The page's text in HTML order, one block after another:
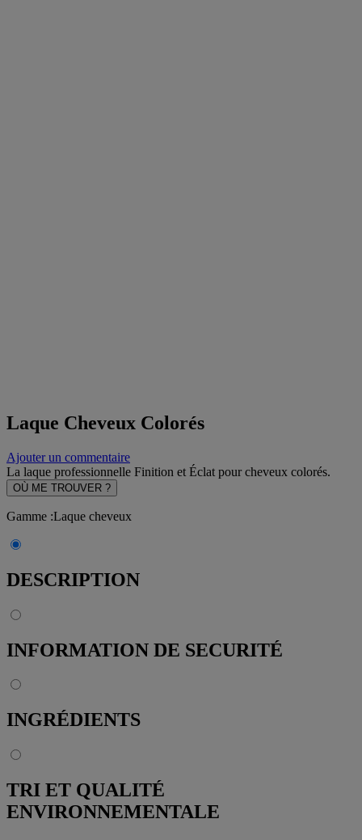
Laque Cheveux Colorés
Ajouter un commentaire
La laque professionnelle Finition et Éclat pour cheveux colorés.
OÙ ME TROUVER ?
Gamme :Laque cheveux
DESCRIPTION
INFORMATION DE SECURITÉ
INGRÉDIENTS
TRI ET QUALITÉ
ENVIRONNEMENTALE